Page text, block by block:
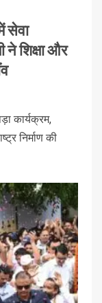
सेवा
ने शिक्षा और
कार्यक्रम,
निर्माण की